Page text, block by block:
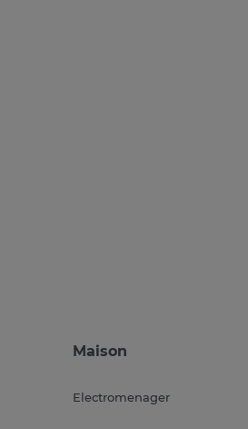
Maison
Electromenager